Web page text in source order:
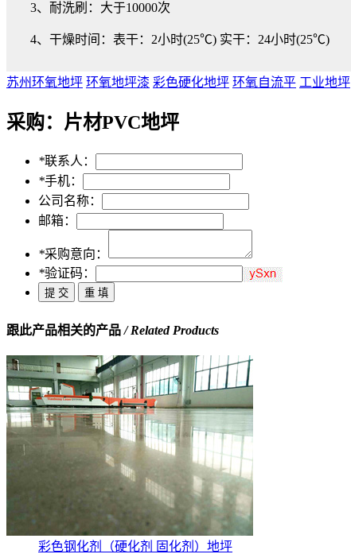
3、耐洗刷：大于10000次
4、干燥时间：表干：2小时(25℃) 实干：24小时(25℃)
苏州环氧地坪 环氧地坪漆 彩色硬化地坪 环氧自流平 工业地坪
采购： 片材PVC地坪
*联系人：
*手机：
公司名称：
邮箱：
*采购意向：
*验证码：
跟此产品相关的产品/ Related Products
彩色钢化剂（硬化剂 固化剂）地坪